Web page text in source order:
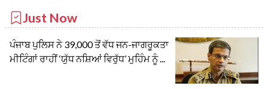
Just Now
ਪੰਜਾਬ ਪੁਲਿਸ ਨੇ 39,000 ਤੋਂ ਵੱਧ ਜਨ-ਜਾਗਰੂਕਤਾ
ਮੀਟਿੰਗਾਂ ਰਾਹੀਂ ‘ਯੁੱਧ ਨਸ਼ਿਆਂ ਵਿਰੁੱਧ’ ਮੁਹਿੰਮ ਨੂੰ ...